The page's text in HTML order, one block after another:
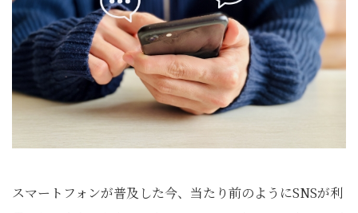
スマートフォンが普及した今、当たり前のようにSNSが利